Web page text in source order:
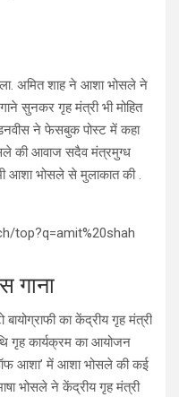
अमित शाह ने आशा भोसले ने
सुनकर गृह मंत्री भी मोहित
ने फेसबुक पोस्ट में कहा
की आवाज सदैव मंत्रमुग्ध
आशा भोसले से मुलाकात की .
top?q=amit%20shah
गाना
का केंद्रीय गृह मंत्री
गृह कार्यक्रम का आयोजन
ऑफ आशा’ में आशा भोसले की कई
भोसले ने केंद्रीय गृह मंत्री